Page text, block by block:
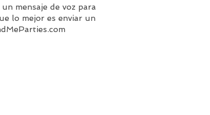
mensaje de voz para
lo mejor es enviar un